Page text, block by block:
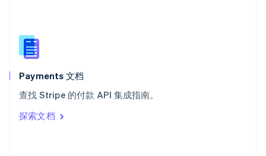
Payments 文档
查找 Stripe 的付款 API 集成指南。
探索文档
新西兰
English
匈牙利
English
ItalianoEnglish
印度
English